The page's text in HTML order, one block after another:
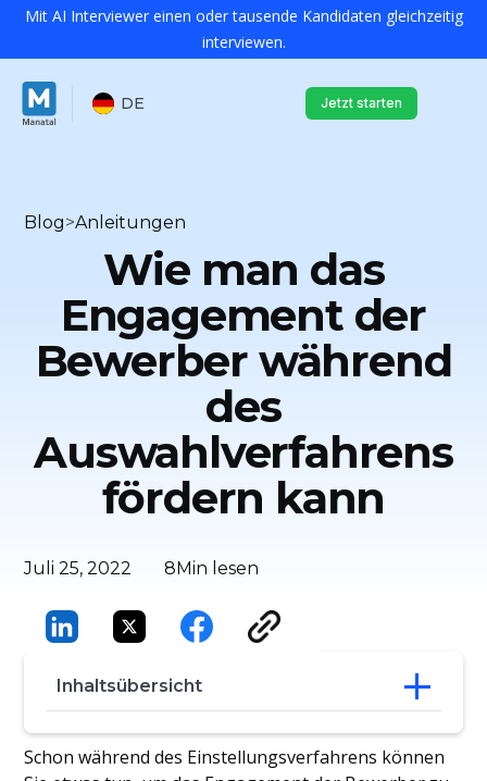
Mit AI Interviewer einen oder tausende Kandidaten gleichzeitig
interviewen.
DE Jetzt starten
Blog>Anleitungen
Wie man das
Engagement der
Bewerber während
des
Auswahlverfahrens
fördern kann
Juli 25, 2022 8Min lesen
Inhaltsübersicht
9 wichtige Methoden zur Förderung des
Engagements während des
Schon während des Einstellungsverfahrens können